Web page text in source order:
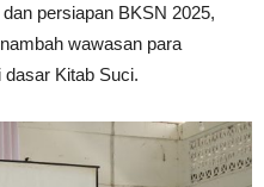
persiapan BKSN 2025,
wawasan para
Kitab Suci.